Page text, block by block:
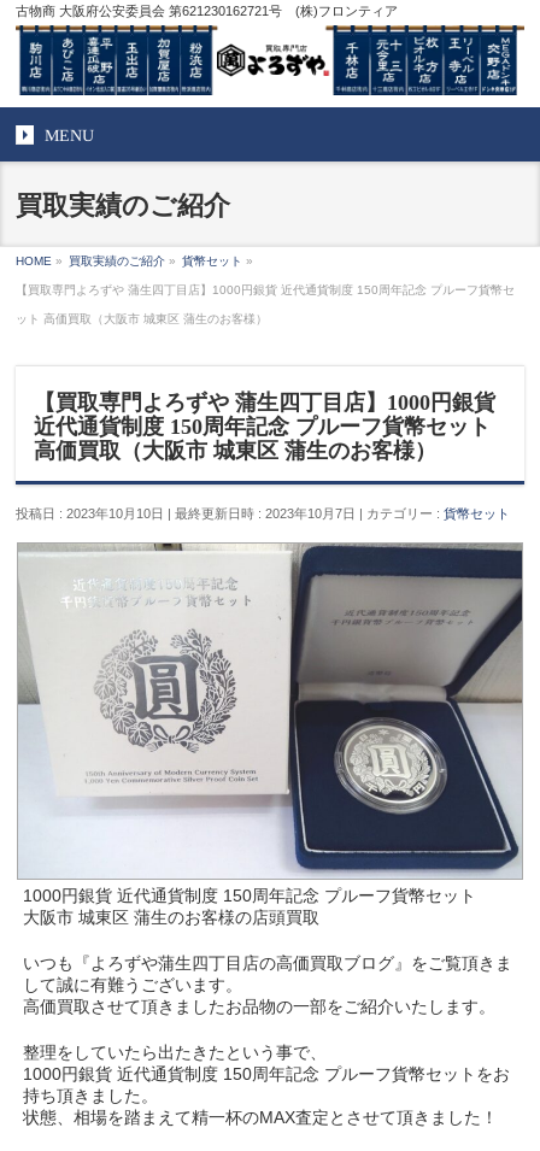
古物商 大阪府公安委員会 第621230162721号 (株)フロンティア
MENU
買取実績のご紹介
HOME » 買取実績のご紹介 » 貨幣セット »
【買取専門よろずや 蒲生四丁目店】1000円銀貨 近代通貨制度 150周年記念 プルーフ貨幣セ
ット 高価買取（大阪市 城東区 蒲生のお客様）
【買取専門よろずや 蒲生四丁目店】1000円銀貨
近代通貨制度 150周年記念 プルーフ貨幣セット
高価買取（大阪市 城東区 蒲生のお客様）
投稿日 : 2023年10月10日 最終更新日時 : 2023年10月7日 カテゴリー :貨幣セット
1000円銀貨 近代通貨制度 150周年記念 プルーフ貨幣セット
大阪市 城東区 蒲生のお客様の店頭買取
いつも『よろずや蒲生四丁目店の高価買取ブログ』をご覧頂きま
して誠に有難うございます。
高価買取させて頂きましたお品物の一部をご紹介いたします。
整理をしていたら出たきたという事で、
1000円銀貨 近代通貨制度 150周年記念 プルーフ貨幣セットをお
持ち頂きました。
状態、相場を踏まえて精一杯のMAX査定とさせて頂きました！